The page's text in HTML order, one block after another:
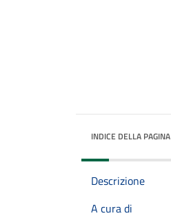
INDICE DELLA PAGINA
Descrizione
A cura di